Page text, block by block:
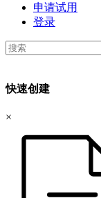
申请试用
登录
快速创建
×